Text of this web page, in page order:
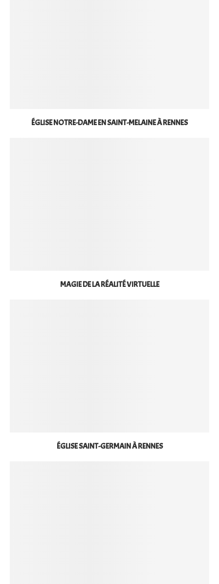
ÉGLISE NOTRE-DAME EN SAINT-MELAINE À RENNES
MAGIE DE LA RÉALITÉ VIRTUELLE
ÉGLISE SAINT-GERMAIN À RENNES